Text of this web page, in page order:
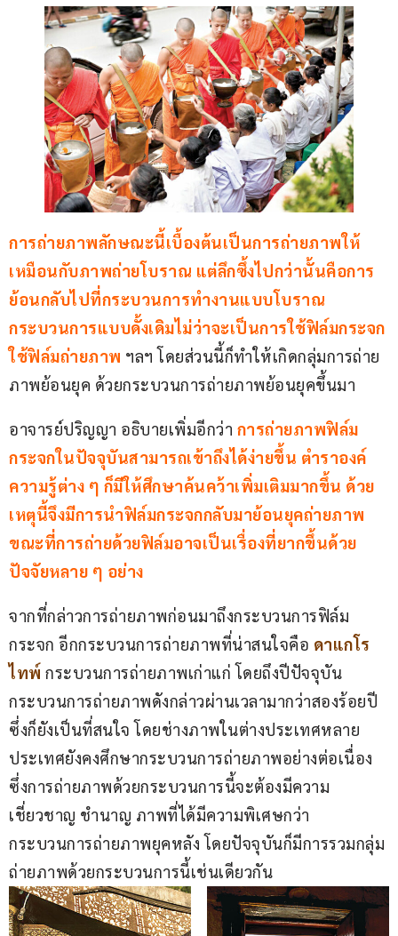
การถ่ายภาพลักษณะนี้เบื้องต้นเป็นการถ่ายภาพให้
เหมือนกับภาพถ่ายโบราณ แต่ลึกซึ้งไปกว่านั้นคือการ
ย้อนกลับไปที่กระบวนการทำงานแบบโบราณ
กระบวนการแบบดั้งเดิมไม่ว่าจะเป็นการใช้ฟิล์มกระจก
ใช้ฟิล์มถ่ายภาพ ฯลฯ โดยส่วนนี้ก็ทำให้เกิดกลุ่มการถ่าย
ภาพย้อนยุค ด้วยกระบวนการถ่ายภาพย้อนยุคขึ้นมา
อาจารย์ปริญญา อธิบายเพิ่มอีกว่า การถ่ายภาพฟิล์ม
กระจกในปัจจุบันสามารถเข้าถึงได้ง่ายขึ้น ตำราองค์
ความรู้ต่าง ๆ ก็มีให้ศึกษาค้นคว้าเพิ่มเติมมากขึ้น ด้วย
เหตุนี้จึงมีการนำฟิล์มกระจกกลับมาย้อนยุคถ่ายภาพ
ขณะที่การถ่ายด้วยฟิล์มอาจเป็นเรื่องที่ยากขึ้นด้วย
ปัจจัยหลาย ๆ อย่าง
จากที่กล่าวการถ่ายภาพก่อนมาถึงกระบวนการฟิล์ม
กระจก อีกกระบวนการถ่ายภาพที่น่าสนใจคือ ดาแกโร
ไทพ์ กระบวนการถ่ายภาพเก่าแก่ โดยถึงปีปัจจุบัน
กระบวนการถ่ายภาพดังกล่าวผ่านเวลามากว่าสองร้อยปี
ซึ่งก็ยังเป็นที่สนใจ โดยช่างภาพในต่างประเทศหลาย
ประเทศยังคงศึกษากระบวนการถ่ายภาพอย่างต่อเนื่อง
ซึ่งการถ่ายภาพด้วยกระบวนการนี้จะต้องมีความ
เชี่ยวชาญ ชำนาญ ภาพที่ได้มีความพิเศษกว่า
กระบวนการถ่ายภาพยุคหลัง โดยปัจจุบันก็มีการรวมกลุ่ม
ถ่ายภาพด้วยกระบวนการนี้เช่นเดียวกัน